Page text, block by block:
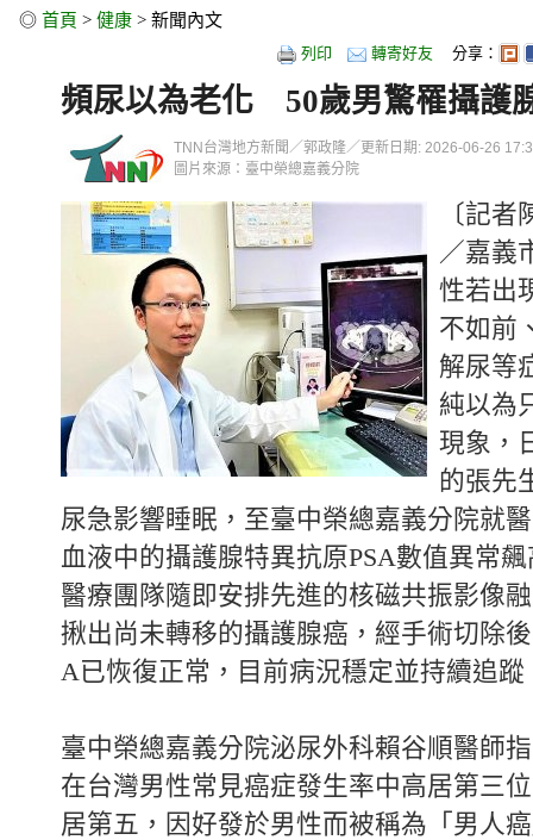
◎ 首頁 > 健康 > 新聞內文
列印 轉寄好友 分享：
頻尿以為老化 50歲男驚罹攝護
TNN台灣地方新聞／郭政隆／更新日期: 2026-06-26
圖片來源：臺中榮總嘉義分院
〔記
／嘉義
性若出
不如前
解尿等
純以為
現象，
的張先
尿急影響睡眠，至臺中榮總嘉義分院就
血液中的攝護腺特異抗原PSA數值異常
醫療團隊隨即安排先進的核磁共振影像
揪出尚未轉移的攝護腺癌，經手術切除
A已恢復正常，目前病況穩定並持續追蹤
臺中榮總嘉義分院泌尿外科賴谷順醫師
在台灣男性常見癌症發生率中高居第三
居第五，因好發於男性而被稱為「男人